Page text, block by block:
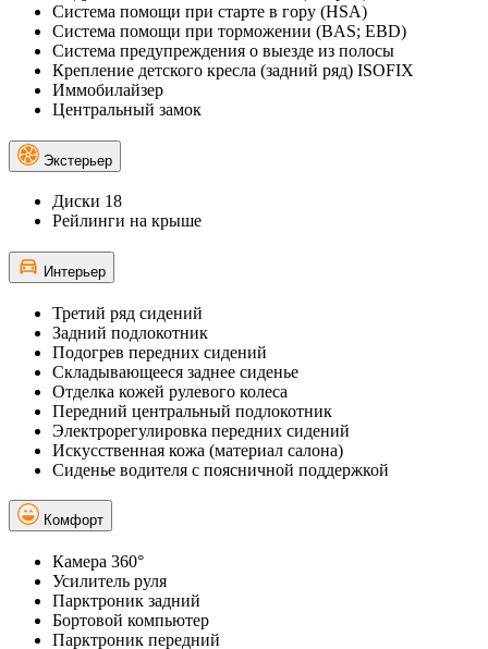
Система помощи при старте в гору (HSA)
Система помощи при торможении (BAS; EBD)
Система предупреждения о выезде из полосы
Крепление детского кресла (задний ряд) ISOFIX
Иммобилайзер
Центральный замок
Экстерьер
Диски 18
Рейлинги на крыше
Интерьер
Третий ряд сидений
Задний подлокотник
Подогрев передних сидений
Складывающееся заднее сиденье
Отделка кожей рулевого колеса
Передний центральный подлокотник
Электрорегулировка передних сидений
Искусственная кожа (материал салона)
Сиденье водителя с поясничной поддержкой
Комфорт
Камера 360°
Усилитель руля
Парктроник задний
Бортовой компьютер
Парктроник передний